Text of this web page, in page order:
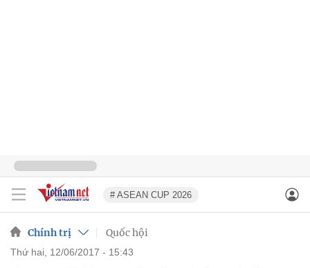
# ASEAN CUP 2026
Chính trị Quốc hội
thứ hai, 12/06/2017 - 15:43